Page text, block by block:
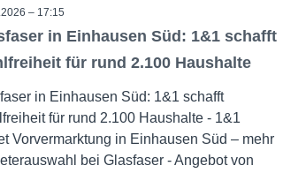
– 17:15
in Einhausen Süd: 1&1 schafft
für rund 2.100 Haushalte
in Einhausen Süd: 1&1 schafft
für rund 2.100 Haushalte - 1&1
Vorvermarktung in Einhausen Süd – mehr
bei Glasfaser - Angebot von